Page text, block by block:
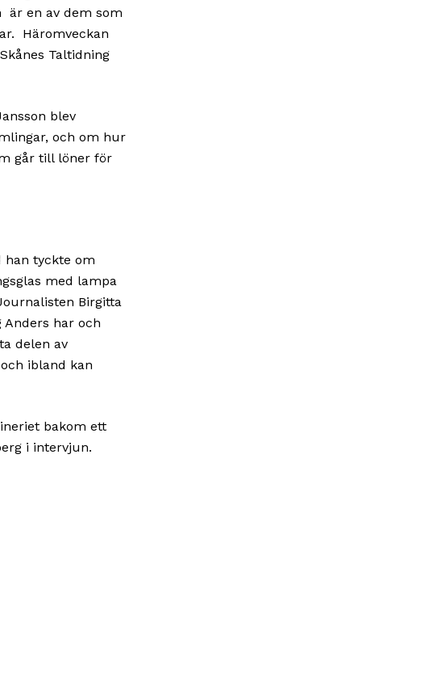
är en av dem som
Häromveckan
Taltidning
blev
och om hur
går till löner för
han tyckte om
med lampa
Birgitta
Anders har och
delen av
ibland kan
bakom ett
i intervjun.